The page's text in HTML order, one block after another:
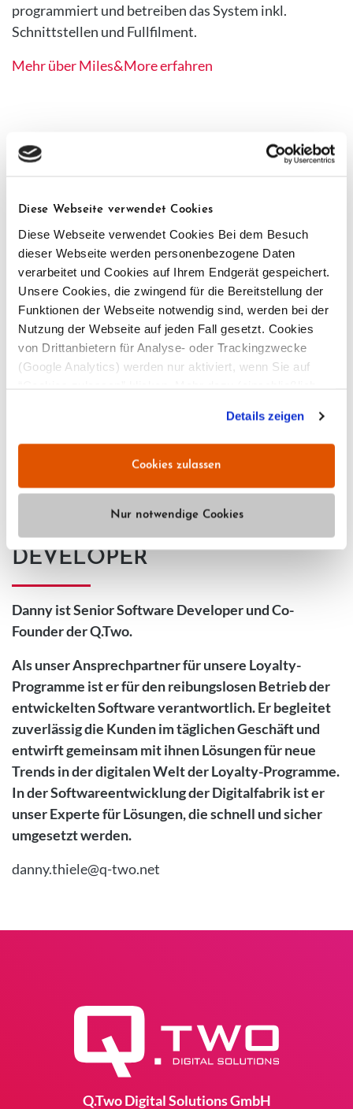
Diese Webseite verwendet Cookies
Diese Webseite verwendet Cookies Bei dem Besuch
dieser Webseite werden personenbezogene Daten
verarbeitet und Cookies auf Ihrem Endgerät gespeichert.
Unsere Cookies, die zwingend für die Bereitstellung der
Funktionen der Webseite notwendig sind, werden bei der
Nutzung der Webseite auf jeden Fall gesetzt. Cookies
von Drittanbietern für Analyse- oder Trackingzwecke
(Google Analytics) werden nur aktiviert, wenn Sie auf
Datenschutzerklärung—
Impressum.
Details zeigen
Cookies zulassen
Nur notwendige Cookies
programmiert und betreiben das System inkl.
Schnittstellen und Fullfilment.
Mehr über Miles&More erfahren
DANNY THIELE
SENIOR SOFTWARE
DEVELOPER
Danny istSenior Software DeveloperundCo-
Founderder Q.Two.
Als unser Ansprechpartner für unsere Loyalty-
Programme ist er für den reibungslosen Betrieb der
entwickelten Software verantwortlich. Er begleitet
zuverlässig die Kunden im täglichen Geschäft und
entwirft gemeinsam mit ihnen Lösungen für neue
Trends in der digitalen Welt der Loyalty-Programme.
In der Softwareentwicklung der Digitalfabrik ist er
unser Experte für Lösungen, die schnell und sicher
umgesetzt werden.
danny.thiele@q-two.net
Q.Two Digital Solutions GmbH